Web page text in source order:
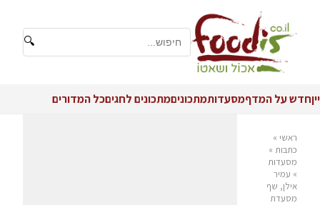
🔍
ייןחדש על המדףמסעדותמתכוניםמתכונים לחגיםכל המדורים
ראשי »
כתבות »
מסעדות
» עמיר
אילן, שף
מסעדת